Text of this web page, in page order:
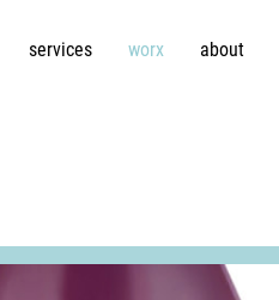
services worx about